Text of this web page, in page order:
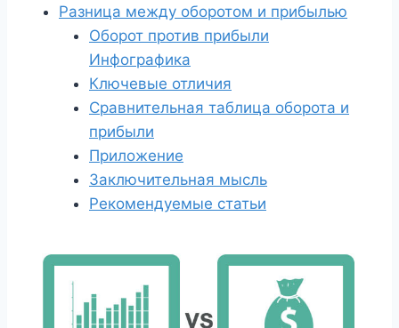
Разница между оборотом и прибылью
Оборот против прибыли
Инфографика
Ключевые отличия
Сравнительная таблица оборота и
прибыли
Приложение
Заключительная мысль
Рекомендуемые статьи